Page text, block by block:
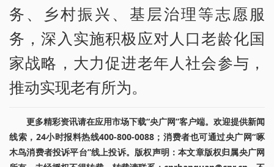
务、乡村振兴、基层治理等志愿服
务，深入实施积极应对人口老龄化国
家战略，大力促进老年人社会参与，
推动实现老有所为。
更多精彩资讯请在应用市场下载“央广网”客户端。欢迎提供新闻
线索，24小时报料热线400-800-0088；消费者也可通过央广网“啄
木鸟消费者投诉平台”线上投诉。版权声明：本文章版权归属央广网